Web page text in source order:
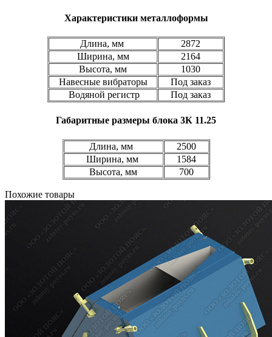
Характеристики металлоформы
Длина, мм
2872
Ширина, мм
2164
Высота, мм
1030
Навесные вибраторы
Под заказ
Водяной регистр
Под заказ
Габаритные размеры блока 3К 11.25
Длина, мм
2500
Ширина, мм
1584
Высота, мм
700
Похожие товары